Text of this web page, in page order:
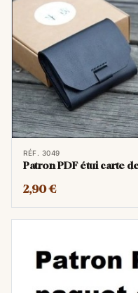
RÉF. 3049
Patron PDF étui carte
2,90 €